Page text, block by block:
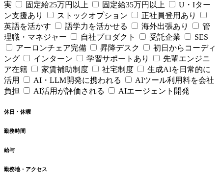
実
固定給25万円以上 固定給35万円以上
U・Iター
ン支援あり
ストックオプション
正社員登用あり
英語を活かす
語学力を活かせる 海外出張あり
管
理職・マネジャー
自社プロダクト 受託企業
SES
アーロンチェア完備
昇降デスク
初日からコーディ
ング
インターン 学習サポートあり
先輩エンジニ
ア在籍
家賃補助制度 社宅制度
生成AIを日常的に
活用
AI・LLM開発に携われる
AIツール利用料を会社
負担
AI活用が評価される AIエージェント開発
休日・休暇
勤務時間
給与
勤務地・アクセス